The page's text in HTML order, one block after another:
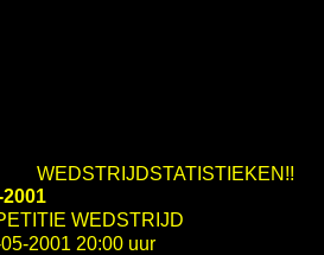
WEDSTRIJDSTATISTIEKEN!!
WEDSTRIJD
2001 20:00 uur